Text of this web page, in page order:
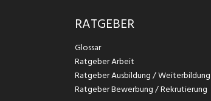
RATGEBER
Glossar
Ratgeber Arbeit
Ratgeber Ausbildung / Weiterbildung
Ratgeber Bewerbung / Rekrutierung